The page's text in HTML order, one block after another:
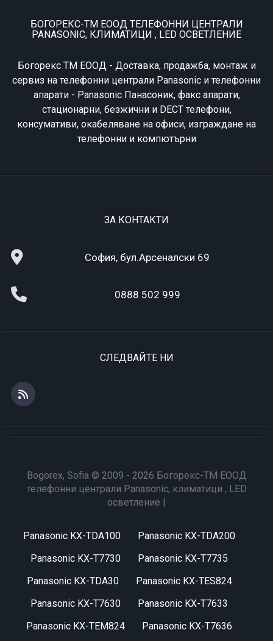
БОГОРЕКС-ТМ ЕООД ТЕЛЕФОННИ ЦЕНТРАЛИ
PANASONIC, КЛИМАТИЦИ , LED ОСВЕТЛЕНИЕ
Богорекс ТМ ЕООД - Доставка, продажба, монтаж и
сервиз на телефонни централи Panasonic и телефонни
апарати - Panasonic Панасоник, факс апарати,
стационарни, безжични и DECT телефони,
консумативи, окабеляване на офиси, изграждане на
телефонни и компютърни
ЗА КОНТАКТИ
София, бул.Арсеналски 69
0888 502 999
СЛЕДВАЙТЕ НИ
Bogorex, Sofia © 2009 - 2026 Богорекс-ТМ ЕООД
телефонни централи Panasonic, климатици , LED
осветление |
Panasonic KX-TDA100
Panasonic KX-TDA200
Panasonic KX-T7730
Panasonic KX-T7735
Panasonic KX-TDA30
Panasonic KX-TES824
Panasonic KX-T7630
Panasonic KX-T7633
Panasonic KX-TEM824
Panasonic KX-T7636